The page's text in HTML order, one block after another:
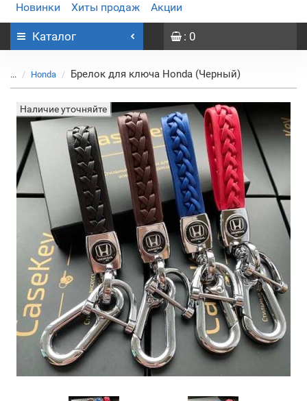
Новинки Хиты продаж Акции
Каталог : 0
... Honda Брелок для ключа Honda (Черный)
Наличие уточняйте